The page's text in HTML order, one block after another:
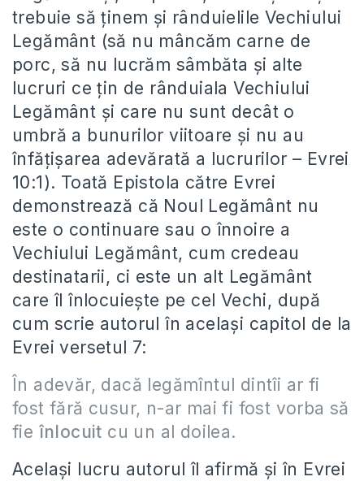
trebuie să ținem și rânduielile Vechiului
Legământ (să nu mâncăm carne de
porc, să nu lucrăm sâmbăta și alte
lucruri ce țin de rânduiala Vechiului
Legământ și care nu sunt decât o
umbră a bunurilor viitoare și nu au
înfățișarea adevărată a lucrurilor – Evrei
10:1). Toată Epistola către Evrei
demonstrează că Noul Legământ nu
este o continuare sau o înnoire a
Vechiului Legământ, cum credeau
destinatarii, ci este un alt Legământ
care îl înlocuiește pe cel Vechi, după
cum scrie autorul în același capitol de la
Evrei versetul 7:
În adevăr, dacă legămîntul dintîi ar fi
fost fără cusur, n-ar mai fi fost vorba să
fie înlocuit cu un al doilea.
Același lucru autorul îl afirmă și în Evrei